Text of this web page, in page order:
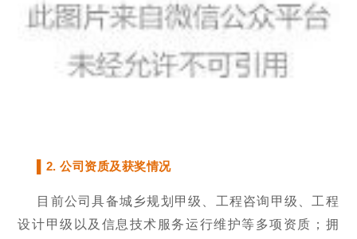
▌2. 公司资质及获奖情况
目前公司具备城乡规划甲级、工程咨询甲级、工程
设计甲级以及信息技术服务运行维护等多项资质；拥